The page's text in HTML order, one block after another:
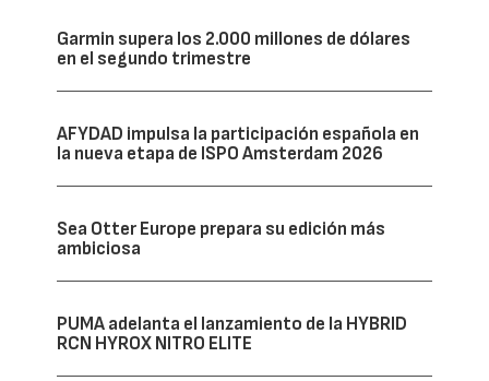
Garmin supera los 2.000 millones de dólares
en el segundo trimestre
AFYDAD impulsa la participación española en
la nueva etapa de ISPO Amsterdam 2026
Sea Otter Europe prepara su edición más
ambiciosa
PUMA adelanta el lanzamiento de la HYBRID
RCN HYROX NITRO ELITE